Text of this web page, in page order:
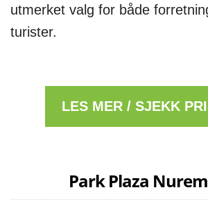
utmerket valg for både
turister.
LES MER / SJEKK
Park Plaza